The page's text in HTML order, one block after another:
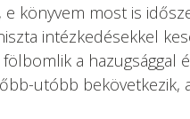
könyvem most is
intézkedésekkel
a
utóbb bekövetkezik,